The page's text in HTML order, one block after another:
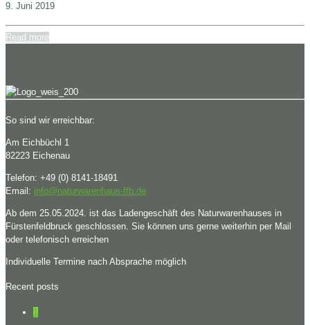
9. Juni 2019
Read more
So sind wir erreichbar:
Am Eichbüchl 1
82223 Eichenau
Telefon: +49 (0) 8141-18491
Email: info@naturwarenhaus-ffb.de
Ab dem 25.05.2024. ist das Ladengeschäft des Naturwarenhauses in
Fürstenfeldbruck geschlossen. Sie können uns gerne weiterhin per Mail
oder telefonisch erreichen
Individuelle Termine nach Absprache möglich
Recent posts
1